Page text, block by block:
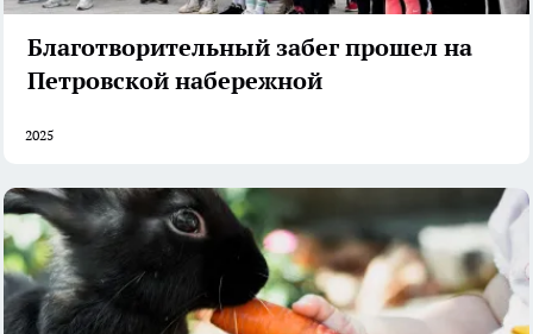
Благотворительный забег прошел на
Петровской набережной
2025